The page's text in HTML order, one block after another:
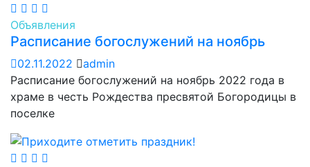
Объявления
Расписание богослужений на ноябрь
02.11.2022
admin
Расписание богослужений на ноябрь 2022 года в
храме в честь Рождества пресвятой Богородицы в
поселке